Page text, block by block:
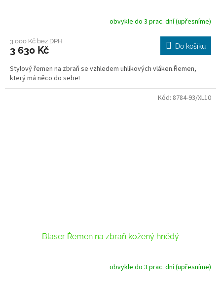
obvykle do 3 prac. dní (upřesníme)
3 000 Kč bez DPH
3 630 Kč Do košíku
Stylový řemen na zbraň se vzhledem uhlíkových vláken.Řemen,
který má něco do sebe!
Blaser Řemen na zbraň kožený hnědý
obvykle do 3 prac. dní (upřesníme)
Kód: 8784-93/XL10